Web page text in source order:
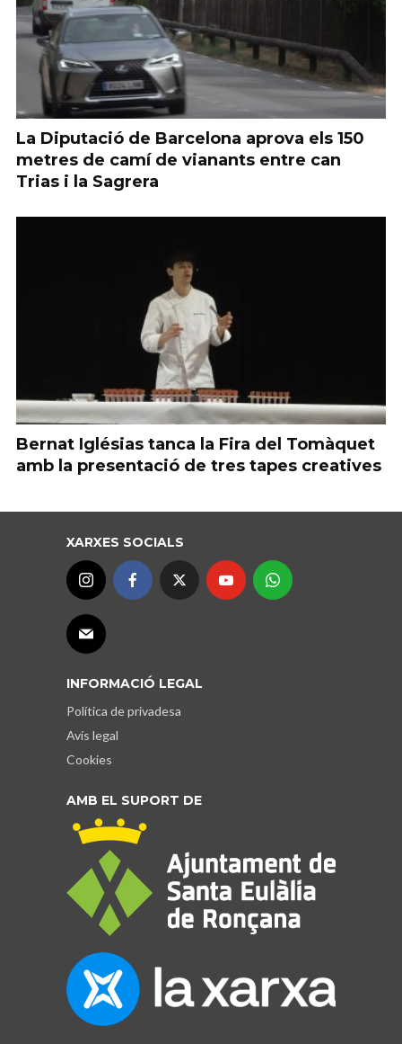
La Diputació de Barcelona aprova els 150
metres de camí de vianants entre can
Trias i la Sagrera
Bernat Iglésias tanca la Fira del Tomàquet
amb la presentació de tres tapes creatives
XARXES SOCIALS
INFORMACIÓ LEGAL
Política de privadesa
Avís legal
Cookies
AMB EL SUPORT DE